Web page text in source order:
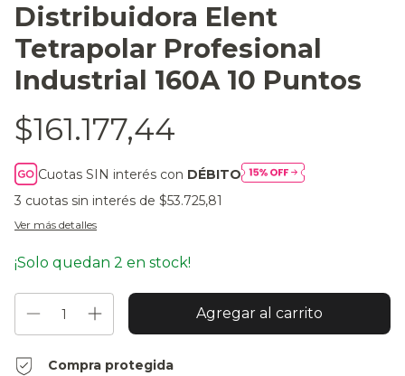
Distribuidora Elent
Tetrapolar Profesional
Industrial 160A 10 Puntos
$161.177,44
Cuotas SIN interés con DÉBITO
3 cuotas sin interés de $53.725,81
Ver más detalles
¡Solo quedan 2 en stock!
Compra protegida